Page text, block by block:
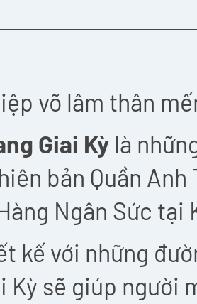
võ lâm thân
Giai Kỳ là
bản Quần
Ngân Sức tại
kế với những
Kỳ sẽ giúp người